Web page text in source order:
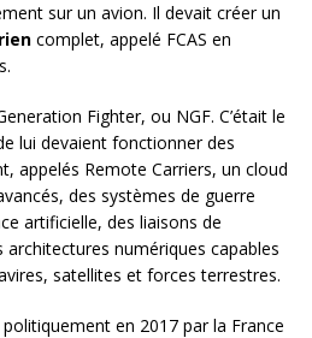
sur un avion. Il devait créer un
complet, appelé FCAS en
Fighter, ou NGF. C’était le
lui devaient fonctionner des
appelés Remote Carriers, un cloud
des systèmes de guerre
artificielle, des liaisons de
numériques capables
satellites et forces terrestres.
en 2017 par la France